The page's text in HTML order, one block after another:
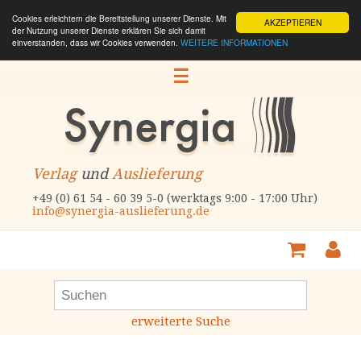
AKZEPTIEREN
Cookies erleichtern die Bereitstellung unserer Dienste. Mit
der Nutzung unserer Dienste erklären Sie sich damit
einverstanden, dass wir Cookies verwenden. WEITERE INFORMATIONEN
☰
VerlagundAuslieferung
+49 (0) 61 54 - 60 39 5-0 (werktags 9:00 - 17:00 Uhr)
info@synergia-auslieferung.de
erweiterte Suche